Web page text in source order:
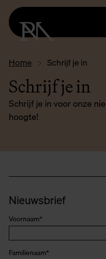
Home Schrijf je in
Schrijf je in
Schrijf je in voor onze
hoogte!
Nieuwsbrief
Voornaam*
Familienaam*